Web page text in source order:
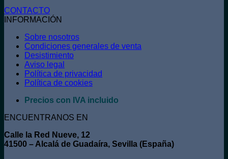
CONTACTO
INFORMACIÓN
Sobre nosotros
Condiciones generales de venta
Desistimiento
Aviso legal
Política de privacidad
Política de cookies
Precios con IVA incluido
ENCUENTRANOS EN
Calle la Red Nueve, 12
41500 – Alcalá de Guadaíra, Sevilla (España)